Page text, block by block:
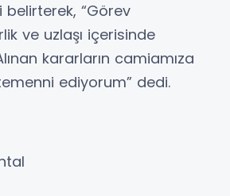
“Görev
ve uzlaşı içerisinde
kararların camiamıza
temenni ediyorum” dedi.